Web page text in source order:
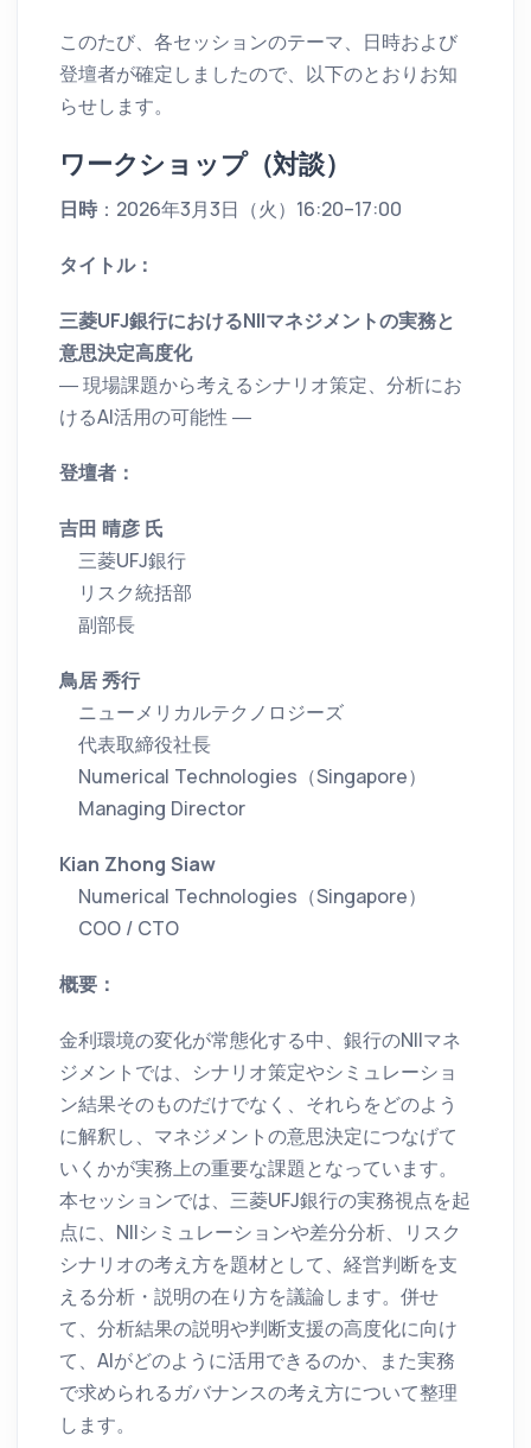
このたび、各セッションのテーマ、日時および
登壇者が確定しましたので、以下のとおりお知
らせします。
ワークショップ（対談）
日時：2026年3月3日（火）16:20–17:00
タイトル：
三菱UFJ銀行におけるNIIマネジメントの実務と
意思決定高度化
― 現場課題から考えるシナリオ策定、分析にお
けるAI活用の可能性 ―
登壇者：
吉田 晴彦 氏
三菱UFJ銀行
リスク統括部
副部長
鳥居 秀行
ニューメリカルテクノロジーズ
代表取締役社長
Numerical Technologies（Singapore）
Managing Director
Kian Zhong Siaw
Numerical Technologies（Singapore）
COO / CTO
概要：
金利環境の変化が常態化する中、銀行のNIIマネ
ジメントでは、シナリオ策定やシミュレーショ
ン結果そのものだけでなく、それらをどのよう
に解釈し、マネジメントの意思決定につなげて
いくかが実務上の重要な課題となっています。
本セッションでは、三菱UFJ銀行の実務視点を起
点に、NIIシミュレーションや差分分析、リスク
シナリオの考え方を題材として、経営判断を支
える分析・説明の在り方を議論します。併せ
て、分析結果の説明や判断支援の高度化に向け
て、AIがどのように活用できるのか、また実務
で求められるガバナンスの考え方について整理
します。